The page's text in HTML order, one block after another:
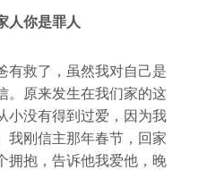
人你是罪人
有救了，虽然我对自己是
。原来发生在我们家的这
小没有得到过爱，因为我
我刚信主那年春节，回家
拥抱，告诉他我爱他，晚